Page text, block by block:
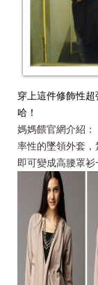
穿上這件修飾性超
哈！
媽媽餵官網介紹：
率性的墜領外套，
即可變成高腰罩衫